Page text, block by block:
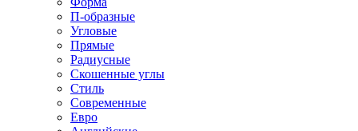
П-образные
Угловые
Прямые
Радиусные
Скошенные углы
Стиль
Современные
Евро